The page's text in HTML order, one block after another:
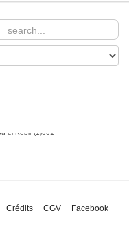
Crédits CGV
Facebook